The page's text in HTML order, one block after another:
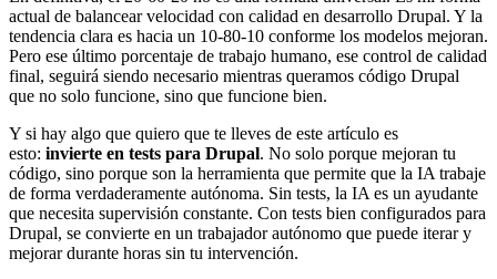
actual de balancear velocidad con calidad en desarrollo Drupal. Y la
tendencia clara es hacia un 10-80-10 conforme los modelos mejoran.
Pero ese último porcentaje de trabajo humano, ese control de calidad
final, seguirá siendo necesario mientras queramos código Drupal
que no solo funcione, sino que funcione bien.
Y si hay algo que quiero que te lleves de este artículo es
esto: invierte en tests para Drupal. No solo porque mejoran tu
código, sino porque son la herramienta que permite que la IA trabaje
de forma verdaderamente autónoma. Sin tests, la IA es un ayudante
que necesita supervisión constante. Con tests bien configurados para
Drupal, se convierte en un trabajador autónomo que puede iterar y
mejorar durante horas sin tu intervención.